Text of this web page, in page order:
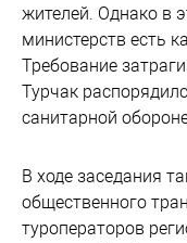
жителей. Однако в
министерств есть
Требование
Турчак
санитарной
В ходе заседания
общественного
туроператоров